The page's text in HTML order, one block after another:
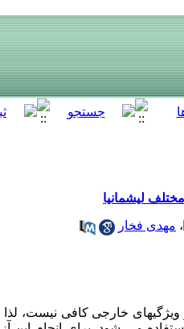
لیشمانیا
، مهدی فخار
خارجی کافی نیست، لذا